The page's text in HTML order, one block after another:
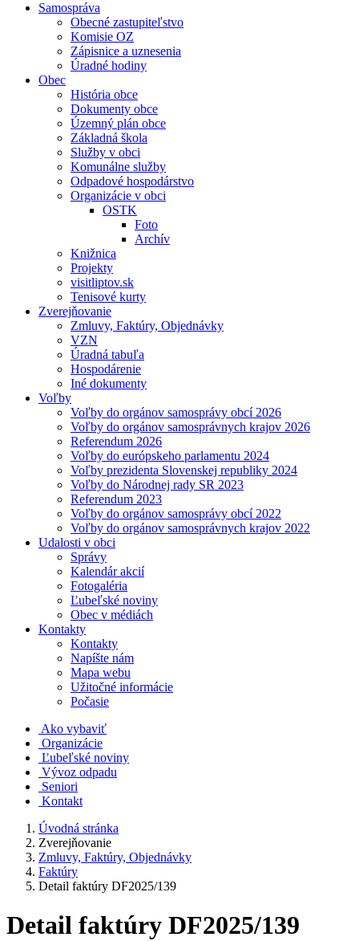
Samospráva
Obecné zastupiteľstvo
Komisie OZ
Zápisnice a uznesenia
Úradné hodiny
Obec
História obce
Dokumenty obce
Územný plán obce
Základná škola
Služby v obci
Komunálne služby
Odpadové hospodárstvo
Organizácie v obci
OSTK
Foto
Archív
Knižnica
Projekty
visitliptov.sk
Tenisové kurty
Zverejňovanie
Zmluvy, Faktúry, Objednávky
VZN
Úradná tabuľa
Hospodárenie
Iné dokumenty
Voľby
Voľby do orgánov samosprávy obcí 2026
Voľby do orgánov samosprávnych krajov 2026
Referendum 2026
Voľby do európskeho parlamentu 2024
Voľby prezidenta Slovenskej republiky 2024
Voľby do Národnej rady SR 2023
Referendum 2023
Voľby do orgánov samosprávy obcí 2022
Voľby do orgánov samosprávnych krajov 2022
Udalosti v obci
Správy
Kalendár akcií
Fotogaléria
Ľubeľské noviny
Obec v médiách
Kontakty
Kontakty
Napíšte nám
Mapa webu
Užitočné informácie
Počasie
Ako vybaviť
Organizácie
Ľubeľské noviny
Vývoz odpadu
Seniori
Kontakt
Úvodná stránka
Zverejňovanie
Zmluvy, Faktúry, Objednávky
Faktúry
Detail faktúry DF2025/139
Detail faktúry DF2025/139